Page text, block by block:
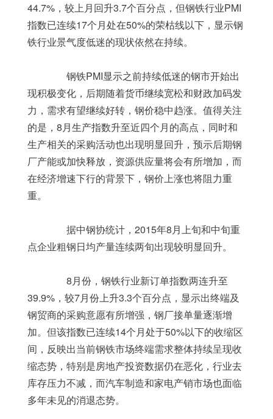
44.7%，较上月回升3.7个百分点，但钢铁行业PMI
指数已连续17个月处在50%的荣枯线以下，显示钢
铁行业景气度低迷的现状依然在持续。
现积极变化，后期随着货币继续宽松和财政加码发
力，需求有望继续好转，钢价稳中趋涨。值得关注
的是，8月生产指数升至近四个月的高点，同时和
生产相关的采购活动也出现明显回升，预示后期钢
厂产能或加快释放，资源供应量将会有所增加，而
在经济增速下行的背景下，钢价上涨也将阻力重
重。
点企业粗钢日均产量连续两旬出现较明显回升。
39.9%，较7月份上升3.3个百分点，显示出终端及
钢贸商的采购意愿有所增强，钢厂接单量逐渐增
加。但该指数已连续14个月处于50%以下的收缩区
间，反映出当前钢铁市场终端需求整体持续呈现收
缩态势，特别是房地产投资数据仍在恶化，行业去
库存压力不减，而汽车制造和家电产销市场也面临
多年未见的消退态势。